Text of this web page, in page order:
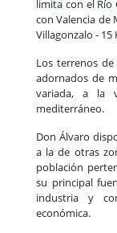
limita con el Río
con Valencia de
Villagonzalo - 15
Los terrenos
adornados de
variada, a la
mediterráneo.
Don Álvaro
a la de otras
población
su principal
industria y
económica.